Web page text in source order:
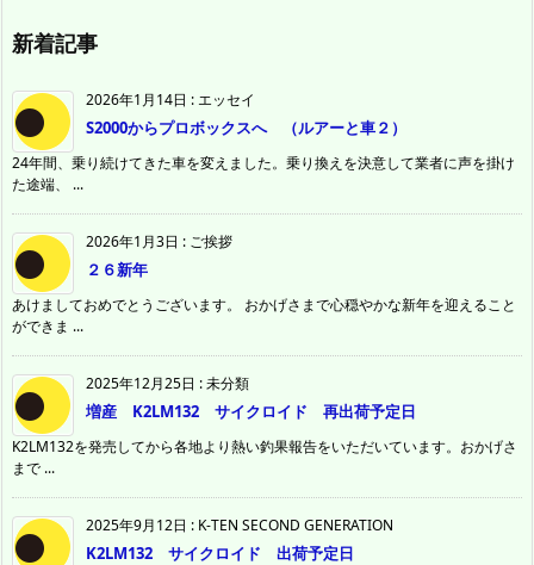
新着記事
2026年1月14日 :エッセイ
S2000からプロボックスへ （ルアーと車２）
24年間、乗り続けてきた車を変えました。乗り換えを決意して業者に声を掛け
た途端、 ...
2026年1月3日 : ご挨拶
２６新年
あけましておめでとうございます。 おかげさまで心穏やかな新年を迎えること
ができま ...
2025年12月25日 :未分類
増産 K2LM132 サイクロイド 再出荷予定日
K2LM132を発売してから各地より熱い釣果報告をいただいています。おかげさ
まで ...
2025年9月12日 : K-TEN SECOND GENERATION
K2LM132 サイクロイド 出荷予定日